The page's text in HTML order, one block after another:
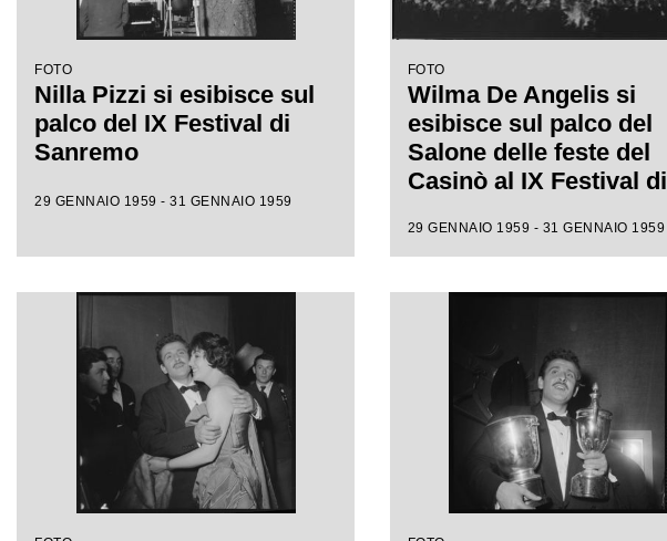
FOTO
Nilla Pizzi si esibisce sul
palco del IX Festival di
Sanremo
29 GENNAIO 1959 - 31 GENNAIO 1959
FOTO
Wilma De Angelis si
esibisce sul palco del
Salone delle feste del
Casinò al IX Festival di
29 GENNAIO 1959 - 31 GENNAIO 1959